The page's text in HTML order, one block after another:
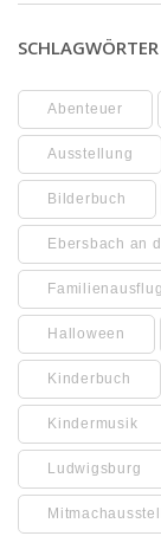
SCHLAGWÖRTER
Abenteuer
Ausstellung
Bilderbuch
Ebersbach an
Familienausflug
Halloween
Kinderbuch
Kindermusik
Ludwigsburg